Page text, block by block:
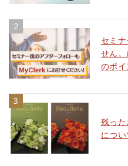
セミナ
せん
のポイ
残っ
につい